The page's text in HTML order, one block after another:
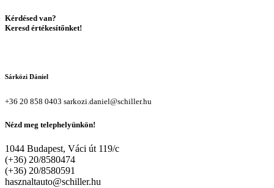
Kérdésed van?
Keresd értékesítőnket!
Sárközi Dániel
+36 20 858 0403 sarkozi.daniel@schiller.hu
Nézd meg telephelyünkön!
1044 Budapest, Váci út 119/c
(+36) 20/8580474
(+36) 20/8580591
hasznaltauto@schiller.hu